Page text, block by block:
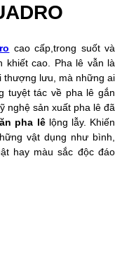
cao cấp,trong suốt và
khiết cao. Pha lê vẫn là
thượng lưu, mà những ai
tuyệt tác về pha lê gắn
nghệ sản xuất pha lê đã
pha lêlộng lẫy. Khiến
vật dụng như bình,
hay màu sắc độc đáo